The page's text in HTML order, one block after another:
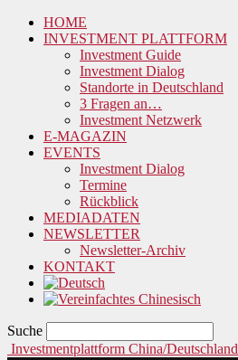
HOME
INVESTMENT PLATTFORM
Investment Guide
Investment Dialog
Standorte in Deutschland
3 Fragen an…
Investment Netzwerk
E-MAGAZIN
EVENTS
Investment Dialog
Termine
Rückblick
MEDIADATEN
NEWSLETTER
Newsletter-Archiv
KONTAKT
Suche
Investmentplattform China/Deutschland